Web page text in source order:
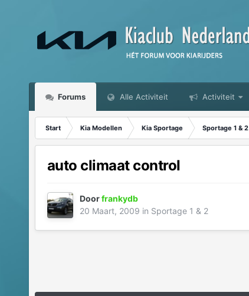
Forums Alle Activiteit Activiteit
Start Kia Modellen Kia Sportage Sportage 1 & 2
auto climaat control
Doorfrankydb
20 Maart, 2009 in Sportage 1 & 2